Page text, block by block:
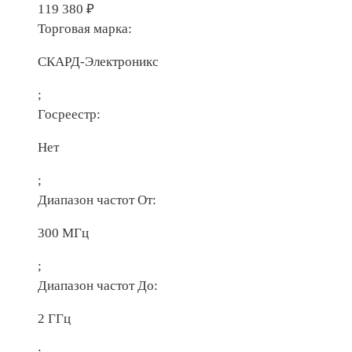
119 380 ₽
Торговая марка:
СКАРД-Электроникс
;
Госреестр:
Нет
;
Диапазон частот От:
300 МГц
;
Диапазон частот До:
2 ГГц